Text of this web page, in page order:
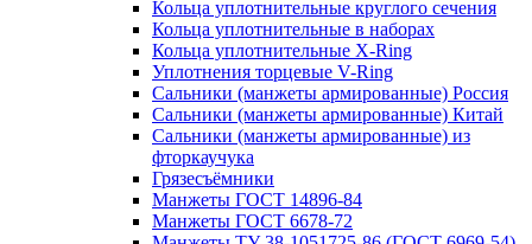
Кольца уплотнительные круглого сечения
Кольца уплотнительные в наборах
Кольца уплотнительные Х-Ring
Уплотнения торцевые V-Ring
Сальники (манжеты армированные) Россия
Сальники (манжеты армированные) Китай
Сальники (манжеты армированные) из
фторкаучука
Грязесъёмники
Манжеты ГОСТ 14896-84
Манжеты ГОСТ 6678-72